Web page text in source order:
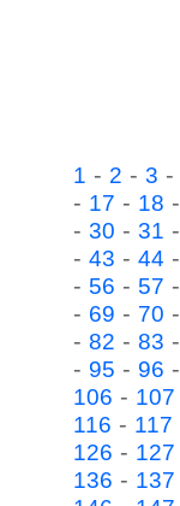
1 - 2 - 3 -
- 17 - 18 -
- 30 - 31 -
- 43 - 44 -
- 56 - 57 -
- 69 - 70 -
- 82 - 83 -
- 95 - 96 -
106 - 107
116 - 117
126 - 127
136 - 137